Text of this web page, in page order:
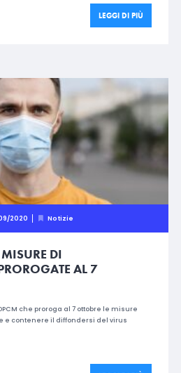
LEGGI DI PIÙ
2020 Notizie
DI
AL 7
che proroga al 7 ottobre le misure
e contenere il diffondersi del virus